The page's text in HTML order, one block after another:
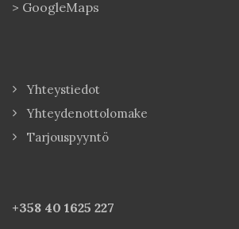
> GoogleMaps
Yhteystiedot
Yhteydenottolomake
Tarjouspyyntö
+358 40 1625 227